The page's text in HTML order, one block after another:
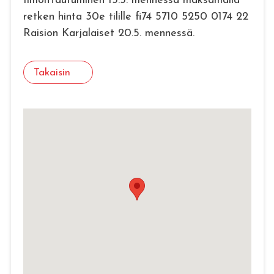
retken hinta 30e tilille fi74 5710 5250 0174 22
Raision Karjalaiset 20.5. mennessä.
Takaisin